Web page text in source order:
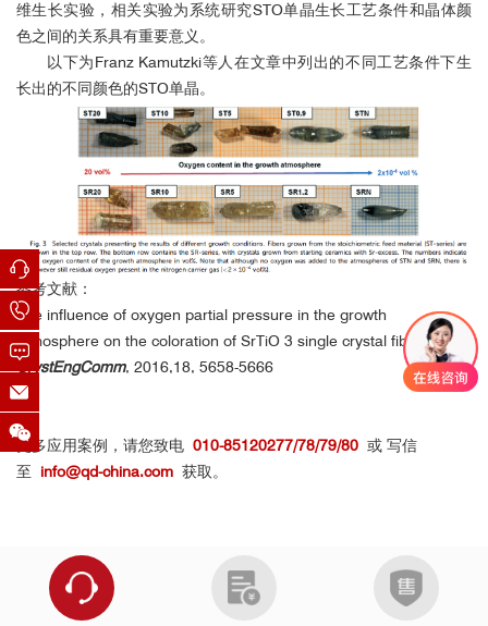
维生长实验，相关实验为系统研究STO单晶生长工艺条件和晶体颜
色之间的关系具有重要意义。
以下为Franz Kamutzki等人在文章中列出的不同工艺条件下生
长出的不同颜色的STO单晶。
参考文献：
The influence of oxygen partial pressure in the growth
atmosphere on the coloration of SrTiO 3 single crystal fibers.
CrystEngComm, 2016,18, 5658-5666
更多应用案例，请您致电 010-85120277/78/79/80 或 写信
至 info@qd-china.com 获取。
化学计量配比生长的STO单晶样品的吸收谱